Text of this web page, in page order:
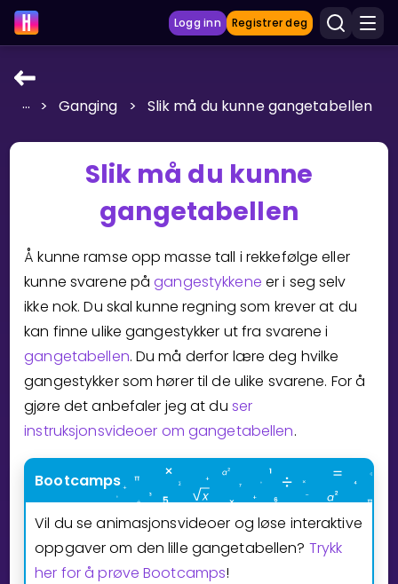
Logg inn Registrer deg
LÆRINGSVERKTØY
Privatundervisning
SPILL
Gangetabellen
Junior Matte
Vis mer
Bestill privatundervisning
Inviter en venn
LÆREPLAN
Velg læreplan
Logg inn
... > Ganging > Slik må du kunne gangetabellen
Slik må du kunne
gangetabellen
Å kunne ramse opp masse tall i rekkefølge eller
kunne svarene pågangestykkene er i seg selv
ikke nok. Du skal kunne regning som krever at du
kan finne ulike gangestykker ut fra svarene i
gangetabellen. Du må derfor lære deg hvilke
gangestykker som hører til de ulike svarene. For å
gjøre det anbefaler jeg at du ser
instruksjonsvideoer om gangetabellen.
Bootcamps
Vil du se animasjonsvideoer og løse interaktive
oppgaver om den lille gangetabellen? Trykk
her for å prøve Bootcamps!